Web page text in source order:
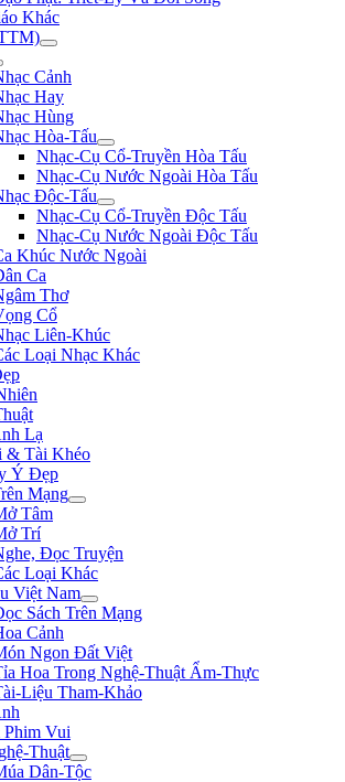
Khác
Cảnh
Hay
Hùng
Hòa-Tấu
Nhạc-Cụ Cổ-Truyền Hòa Tấu
Nhạc-Cụ Nước Ngoài Hòa Tấu
Độc-Tấu
Nhạc-Cụ Cổ-Truyền Độc Tấu
Nhạc-Cụ Nước Ngoài Độc Tấu
Khúc Nước Ngoài
Ca
Thơ
Cổ
Liên-Khúc
Loại Nhạc Khác
Lạ
& Tài Khéo
Ý Đẹp
Mạng
Tâm
Trí
Đọc Truyện
Loại Khác
Việt Nam
Sách Trên Mạng
Cảnh
Ngon Đất Việt
Hoa Trong Nghệ-Thuật Ẩm-Thực
Liệu Tham-Khảo
Vui
Thuật
Dân-Tộc